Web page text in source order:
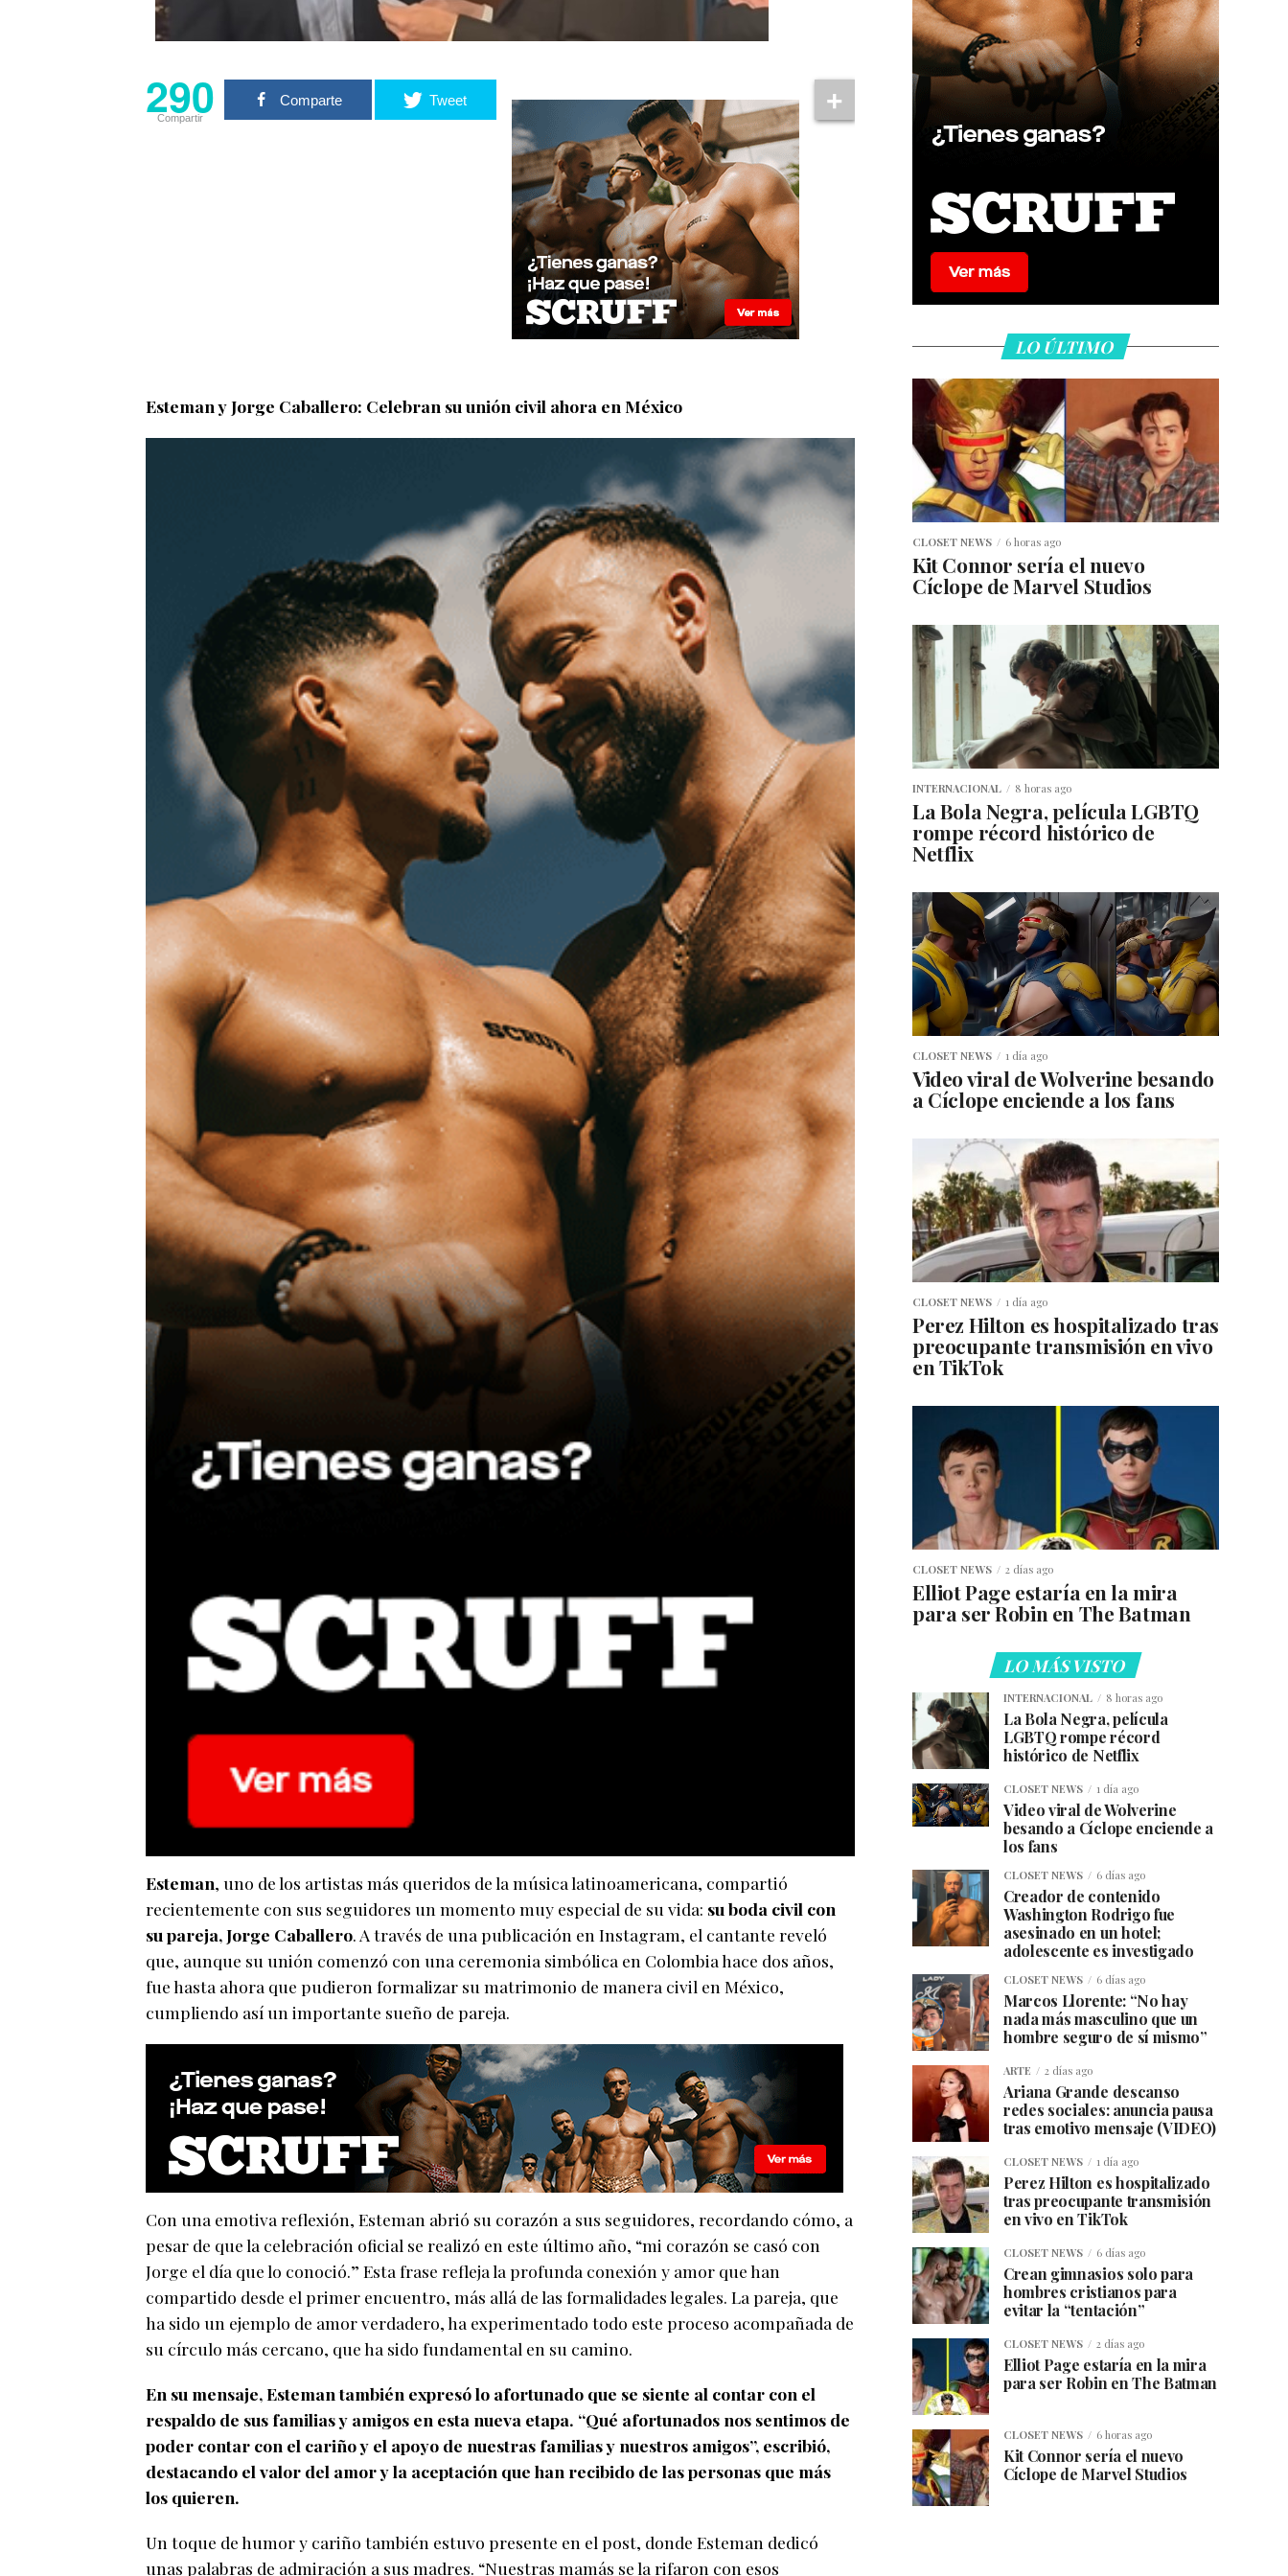
290
Compartir
Comparte Tweet
Esteman y Jorge Caballero: Celebran su unión civil ahora en México
Esteman, uno de los artistas más queridos de la música latinoamericana, compartió
recientemente con sus seguidores un momento muy especial de su vida: su boda civil con
su pareja, Jorge Caballero. A través de una publicación en Instagram, el cantante reveló
que, aunque su unión comenzó con una ceremonia simbólica en Colombia hace dos años,
fue hasta ahora que pudieron formalizar su matrimonio de manera civil en México,
cumpliendo así un importante sueño de pareja.
Con una emotiva reflexión, Esteman abrió su corazón a sus seguidores, recordando cómo, a
pesar de que la celebración oficial se realizó en este último año, “mi corazón se casó con
Jorge el día que lo conoció.” Esta frase refleja la profunda conexión y amor que han
compartido desde el primer encuentro, más allá de las formalidades legales. La pareja, que
ha sido un ejemplo de amor verdadero, ha experimentado todo este proceso acompañada de
su círculo más cercano, que ha sido fundamental en su camino.
En su mensaje, Esteman también expresó lo afortunado que se siente al contar con el
respaldo de sus familias y amigos en esta nueva etapa. “Qué afortunados nos sentimos de
poder contar con el cariño y el apoyo de nuestras familias y nuestros amigos”, escribió,
destacando el valor del amor y la aceptación que han recibido de las personas que más
los quieren.
Un toque de humor y cariño también estuvo presente en el post, donde Esteman dedicó
unas palabras de admiración a sus madres. “Nuestras mamás se la rifaron con esos
LO ÚLTIMO
CLOSET NEWS 6 horas ago
Kit Connor sería el nuevo
Cíclope de Marvel Studios
INTERNACIONAL 8 horas ago
La Bola Negra, película LGBTQ
rompe récord histórico de
Netflix
CLOSET NEWS 1 día ago
Video viral de Wolverine besando
a Cíclope enciende a los fans
CLOSET NEWS 1 día ago
Perez Hilton es hospitalizado tras
preocupante transmisión en vivo
en TikTok
CLOSET NEWS 2 días ago
Elliot Page estaría en la mira
para ser Robin en The Batman
LO MÁS VISTO
INTERNACIONAL 8 horas ago
La Bola Negra, película
LGBTQ rompe récord
histórico de Netflix
CLOSET NEWS 1 día ago
Video viral de Wolverine
besando a Cíclope enciende a
los fans
CLOSET NEWS 6 días ago
Creador de contenido
Washington Rodrigo fue
asesinado en un hotel;
adolescente es investigado
CLOSET NEWS 6 días ago
Marcos Llorente: “No hay
nada más masculino que un
hombre seguro de sí mismo”
ARTE 2 días ago
Ariana Grande descanso
redes sociales: anuncia pausa
tras emotivo mensaje (VIDEO)
CLOSET NEWS 1 día ago
Perez Hilton es hospitalizado
tras preocupante transmisión
en vivo en TikTok
CLOSET NEWS 6 días ago
Crean gimnasios solo para
hombres cristianos para
evitar la “tentación”
CLOSET NEWS 2 días ago
Elliot Page estaría en la mira
para ser Robin en The Batman
CLOSET NEWS 6 horas ago
Kit Connor sería el nuevo
Cíclope de Marvel Studios